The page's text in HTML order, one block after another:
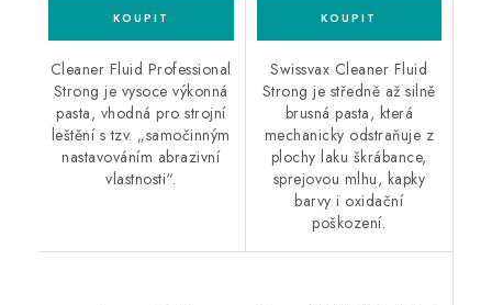
Cleaner Fluid Professional
Strong je vysoce výkonná
pasta, vhodná pro strojní
leštění s tzv. „samočinným
nastavováním abrazivní
vlastnosti“.
Swissvax Cleaner Fluid
Strong je středně až silně
brusná pasta, která
mechanicky odstraňuje z
plochy laku škrábance,
sprejovou mlhu, kapky
barvy i oxidační
poškození.